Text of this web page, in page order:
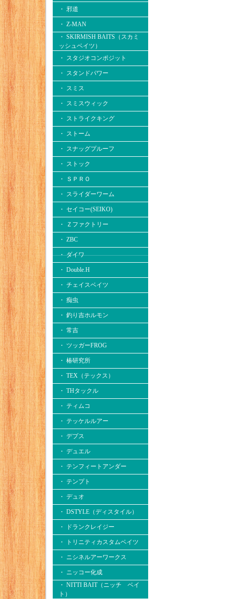
・ 邪道
・ Z-MAN
・ SKIRMISH BAITS（スカミ
ッシュベイツ）
・ スタジオコンポジット
・ スタンドパワー
・ スミス
・ スミスウィック
・ ストライクキング
・ ストーム
・ スナッグプルーフ
・ ストック
・ ＳＰＲＯ
・ スライダーワーム
・ セイコー(SEIKO)
・ Ｚファクトリー
・ ZBC
・ ダイワ
・ Double.H
・ チェイスベイツ
・ 痴虫
・ 釣り吉ホルモン
・ 常吉
・ ツッガーFROG
・ 椿研究所
・ TEX（テックス）
・ THタックル
・ ティムコ
・ テッケルルアー
・ デプス
・ デュエル
・ テンフィートアンダー
・ テンプト
・ デュオ
・ DSTYLE（ディスタイル）
・ ドランクレイジー
・ トリニティカスタムベイツ
・ ニシネルアーワークス
・ ニッコー化成
・ NITTI BAIT（ニッチ ベイ
ト）